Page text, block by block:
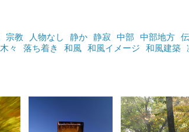
宗教 人物なし 静か 静寂 中部 中部地方
木々 落ち着き 和風 和風イメージ 和風建築